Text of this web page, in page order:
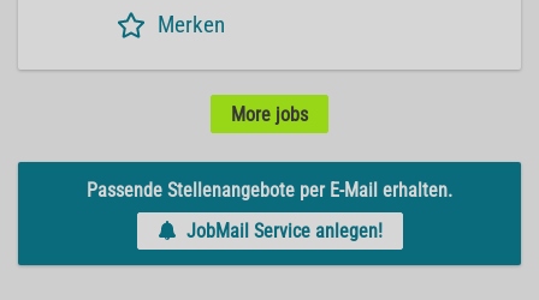
Merken
More jobs
Passende Stellenangebote per E-Mail erhalten.
JobMail Service anlegen!